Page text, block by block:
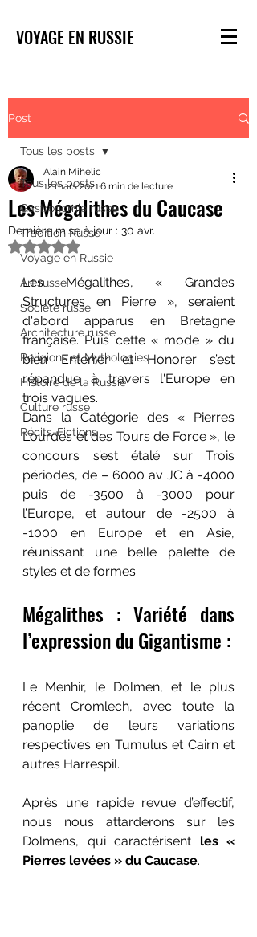
VOYAGE EN RUSSIE
Post
Tous les posts
Gastronomie russe
Tradition Russe
Voyage en Russie
Art russe
Société russe
Architecture russe
Religions et Mythologies
Histoire de la Russie
Culture russe
Récits-Fictions
Tous les posts
Les Mégalithes du Caucase
Alain Mihelic
12 mars 20216 min de lecture
Dernière mise à jour : 30 avr.
Noté NaN étoiles sur 5.
Les Mégalithes, « Grandes
Structures en Pierre », seraient
d'abord apparus en Bretagne
française. Puis cette « mode » du
bien Enterrer et Honorer s’est
répandue à travers l'Europe en
trois vagues.
Dans la Catégorie des « Pierres
Lourdes et des Tours de Force », le
concours s’est étalé sur Trois
périodes, de – 6000 av JC à -4000
puis de -3500 à -3000 pour
l’Europe, et autour de -2500 à
-1000 en Europe et en Asie,
réunissant une belle palette de
styles et de formes.
Mégalithes : Variété dans
l’expression du Gigantisme :
Le Menhir, le Dolmen, et le plus
récent Cromlech, avec toute la
panoplie de leurs variations
respectives en Tumulus et Cairn et
autres Harrespil.
Après une rapide revue d’effectif,
nous nous attarderons sur les
Dolmens, qui caractérisent les «
Pierres levées » du Caucase.